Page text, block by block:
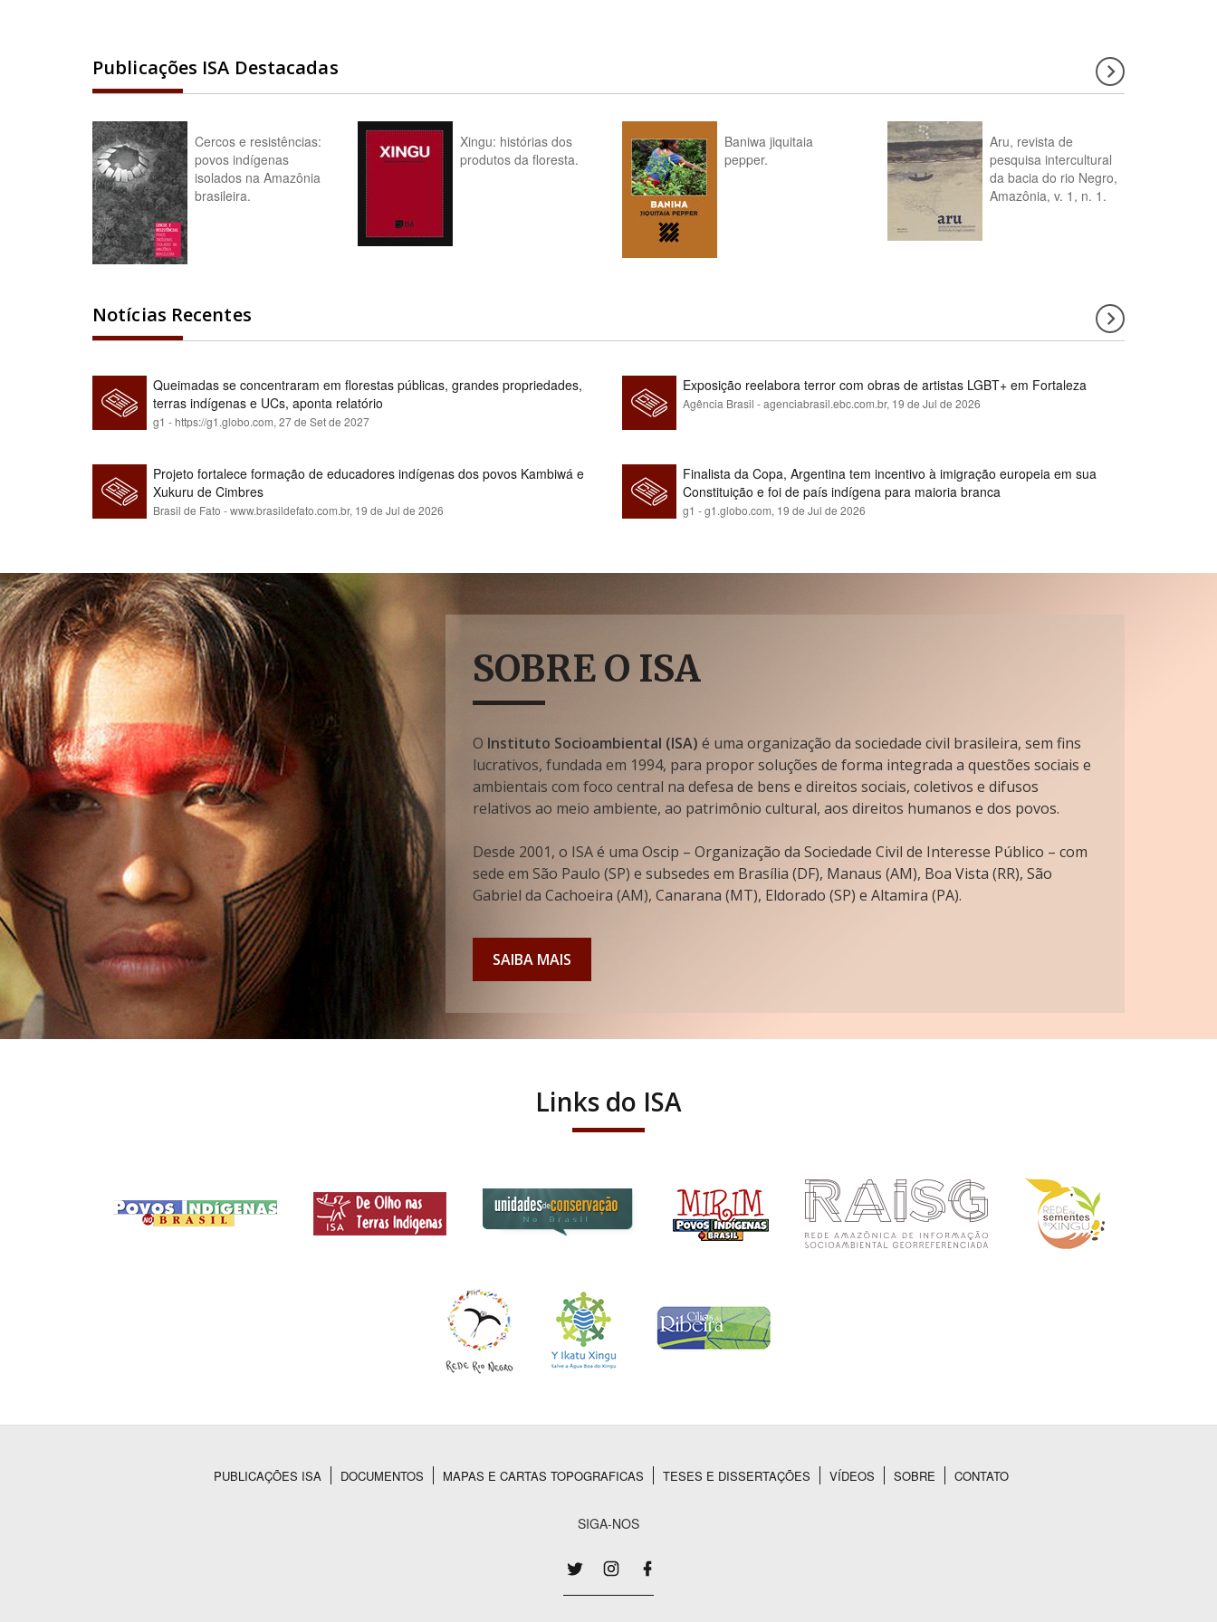
Publicações ISA Destacadas
Cercos e resistências:
povos indígenas
isolados na Amazônia
brasileira.
Xingu: histórias dos
produtos da floresta.
Baniwa jiquitaia
pepper.
Aru, revista de
pesquisa intercultural
da bacia do rio Negro,
Amazônia, v. 1, n. 1.
Notícias Recentes
Queimadas se concentraram em florestas públicas, grandes propriedades,
terras indígenas e UCs, aponta relatório
g1 - https://g1.globo.com, 27 de Set de 2027
Exposição reelabora terror com obras de artistas LGBT+ em Fortaleza
Agência Brasil - agenciabrasil.ebc.com.br, 19 de Jul de 2026
Projeto fortalece formação de educadores indígenas dos povos Kambiwá e
Xukuru de Cimbres
Brasil de Fato - www.brasildefato.com.br, 19 de Jul de 2026
Finalista da Copa, Argentina tem incentivo à imigração europeia em sua
Constituição e foi de país indígena para maioria branca
g1 - g1.globo.com, 19 de Jul de 2026
SOBRE O ISA
O Instituto Socioambiental (ISA) é uma organização da sociedade civil brasileira, sem fins
lucrativos, fundada em 1994, para propor soluções de forma integrada a questões sociais e
ambientais com foco central na defesa de bens e direitos sociais, coletivos e difusos
relativos ao meio ambiente, ao patrimônio cultural, aos direitos humanos e dos povos.
Desde 2001, o ISA é uma Oscip – Organização da Sociedade Civil de Interesse Público – com
sede em São Paulo (SP) e subsedes em Brasília (DF), Manaus (AM), Boa Vista (RR), São
Gabriel da Cachoeira (AM), Canarana (MT), Eldorado (SP) e Altamira (PA).
SAIBA MAIS
Links do ISA
PUBLICAÇÕES ISA DOCUMENTOS MAPAS E CARTAS TOPOGRAFICAS TESES E DISSERTAÇÕES VÍDEOS SOBRE CONTATO
SIGA-NOS